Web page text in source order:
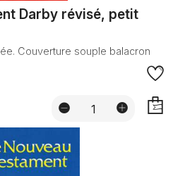
Darby révisé, petit
Couverture souple balacron